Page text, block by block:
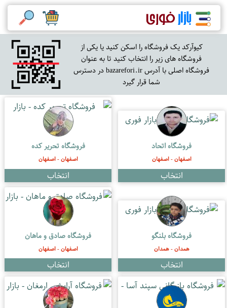
کیوآرکد یک فروشگاه را اسکن کنید یا یکی از
فروشگاه های زیر را انتخاب کنید تا به عنوان
فروشگاه اصلی با آدرس bazarefori.ir در دسترس
شما قرار گیرد
فروشگاه اتحاد
اصفهان - اصفهان
فروشگاه تحریر کده
اصفهان - اصفهان
فروشگاه بلنگو
همدان - همدان
فروشگاه صادق و ماهان
اصفهان - اصفهان